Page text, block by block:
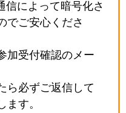
によって暗号化さ
でご安心くださ
加受付確認のメー
ら必ずご返信して
ます。